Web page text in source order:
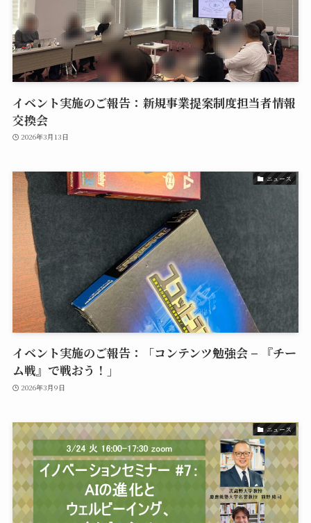
イベント実施のご報告：新規事業提案制度担当者情報
交換会
2026年3月13日
ニュース
イベント実施のご報告：「コンテンツ勉強会 – 『チー
ム戦』で戦おう！」
2026年3月9日
ニュース